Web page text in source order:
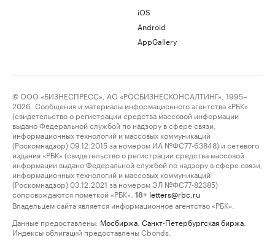
iOS
Android
AppGallery
© ООО «БИЗНЕСПРЕСС», АО «РОСБИЗНЕСКОНСАЛТИНГ», 1995–
2026. Сообщения и материалы информационного агентства «РБК»
(свидетельство о регистрации средства массовой информации
выдано Федеральной службой по надзору в сфере связи,
информационных технологий и массовых коммуникаций
(Роскомнадзор) 09.12.2015 за номером ИА №ФС77-63848) и сетевого
издания «РБК» (свидетельство о регистрации средства массовой
информации выдано Федеральной службой по надзору в сфере связи,
информационных технологий и массовых коммуникаций
(Роскомнадзор) 03.12.2021 за номером ЭЛ №ФС77-82385)
сопровождаются пометкой «РБК».
18+ letters@rbc.ru
Владельцем сайта является информационное агентство «РБК».
Данные предоставлены: Мосбиржа Санкт-Петербургская биржа
Индексы облигаций предоставлены Cbonds.